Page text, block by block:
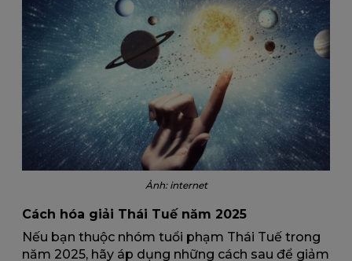
Ảnh: internet
Cách hóa giải Thái Tuế năm 2025
Nếu bạn thuộc nhóm tuổi phạm Thái Tuế trong
năm 2025, hãy áp dụng những cách sau để giảm